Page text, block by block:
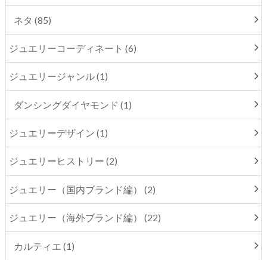
ネタ (85)
ジュエリーコーディネート (6)
ジュエリージャンル (1)
ダンシングダイヤモンド (1)
ジュエリーデザイン (1)
ジュエリーヒストリー (2)
ジュエリー（国内ブランド編） (2)
ジュエリー（海外ブランド編） (22)
カルティエ (1)